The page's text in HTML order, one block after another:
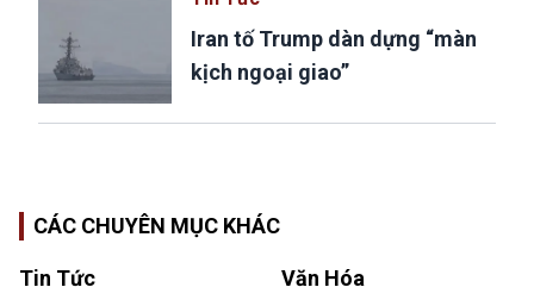
Iran tố Trump dàn dựng “màn
kịch ngoại giao”
CÁC CHUYÊN MỤC KHÁC
Tin Tức Văn Hóa